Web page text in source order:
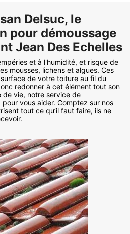
Delsuc, le
pour démoussage
Jean Des Echelles
et à l'humidité, et risque de
mousses, lichens et algues. Ces
de votre toiture au fil du
redonner à cet élément tout son
vie, notre service de
vous aider. Comptez sur nos
tout ce qu’il faut faire, ils ne